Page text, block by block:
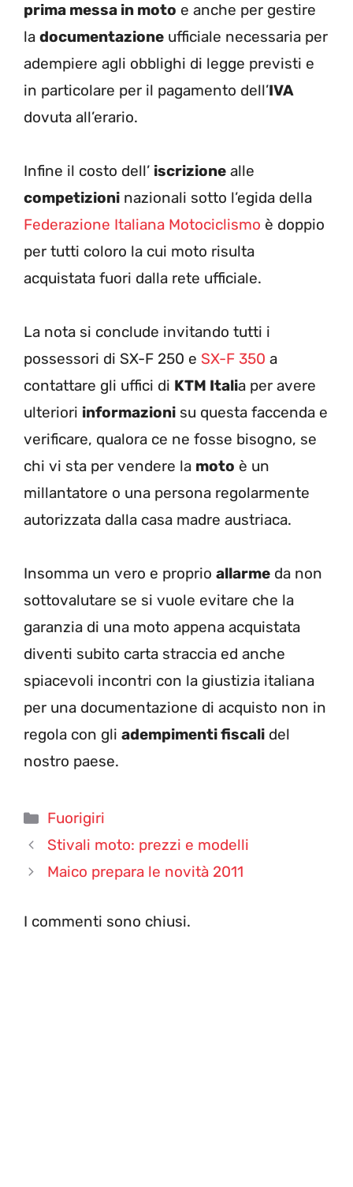
prima messa in moto e anche per gestire
la documentazione ufficiale necessaria per
adempiere agli obblighi di legge previsti e
in particolare per il pagamento dell’IVA
dovuta all’erario.
Infine il costo dell’ iscrizione alle
competizioni nazionali sotto l’egida della
Federazione Italiana Motociclismo è doppio
per tutti coloro la cui moto risulta
acquistata fuori dalla rete ufficiale.
La nota si conclude invitando tutti i
possessori di SX-F 250 e SX-F 350 a
contattare gli uffici di KTM Italia per avere
ulteriori informazioni su questa faccenda e
verificare, qualora ce ne fosse bisogno, se
chi vi sta per vendere la moto è un
millantatore o una persona regolarmente
autorizzata dalla casa madre austriaca.
Insomma un vero e proprio allarme da non
sottovalutare se si vuole evitare che la
garanzia di una moto appena acquistata
diventi subito carta straccia ed anche
spiacevoli incontri con la giustizia italiana
per una documentazione di acquisto non in
regola con gli adempimenti fiscali del
nostro paese.
Categorie
Fuorigiri
Stivali moto: prezzi e modelli
Maico prepara le novità 2011
I commenti sono chiusi.